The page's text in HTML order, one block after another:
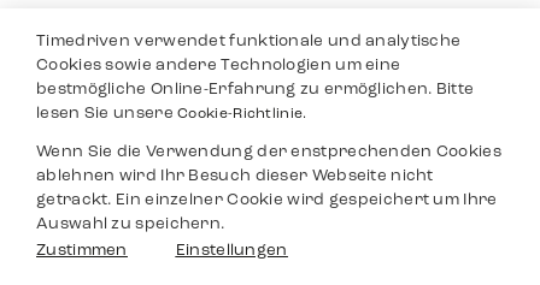
Timedriven verwendet funktionale und analytische
Cookies sowie andere Technologien um eine
bestmögliche Online-Erfahrung zu ermöglichen. Bitte
lesen Sie unsereCookie-Richtlinie.
Wenn Sie die Verwendung der enstprechenden Cookies
ablehnen wird Ihr Besuch dieser Webseite nicht
getrackt. Ein einzelner Cookie wird gespeichert um Ihre
Auswahl zu speichern.
Zustimmen
Einstellungen